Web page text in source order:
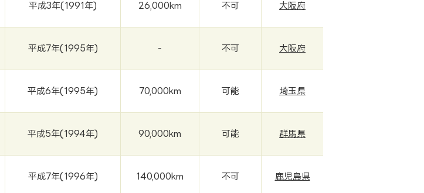
平成3年(1991年) 26,000km 不可 大阪府
平成7年(1995年) - 不可 大阪府
平成6年(1995年) 70,000km 可能 埼玉県
平成5年(1994年) 90,000km 可能 群馬県
平成7年(1996年) 140,000km 不可 鹿児島県